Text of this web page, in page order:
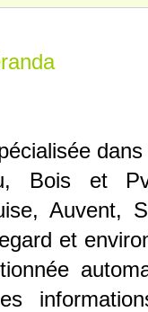
Bois et
Auvent,
et